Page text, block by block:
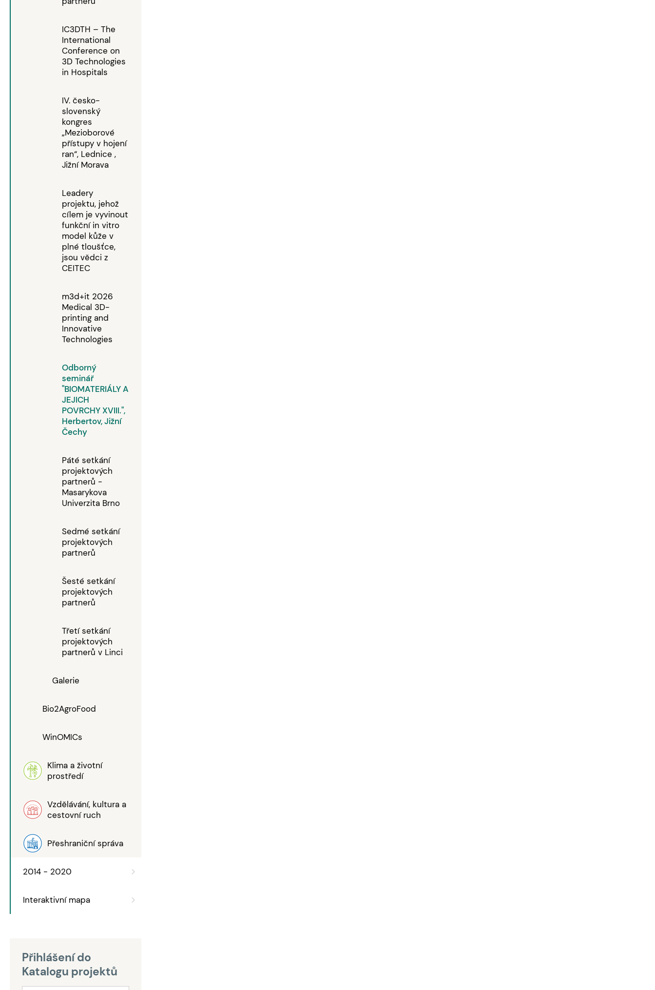
IC3DTH – The
International
Conference on
3D Technologies
in Hospitals
IV. česko-
slovenský
kongres
„Mezioborové
přístupy v hojení
ran“, Lednice ,
Jižní Morava
Leadery
projektu, jehož
cílem je vyvinout
funkční in vitro
model kůže v
plné tloušťce,
jsou vědci z
CEITEC
m3d+it 2026
Medical 3D-
printing and
Innovative
Technologies
Odborný
seminář
"BIOMATERIÁLY A
JEJICH
POVRCHY XVIII.",
Herbertov, Jižní
Čechy
Páté setkání
projektových
partnerů -
Masarykova
Univerzita Brno
Sedmé setkání
projektových
partnerů
Šesté setkání
projektových
partnerů
Třetí setkání
projektových
partnerů v Linci
Galerie
Bio2AgroFood
WinOMICs
Klima a životní
prostředí
Vzdělávání, kultura a
cestovní ruch
Přeshraniční správa
2014 - 2020
Interaktivní mapa
Přihlášení do
Katalogu projektů